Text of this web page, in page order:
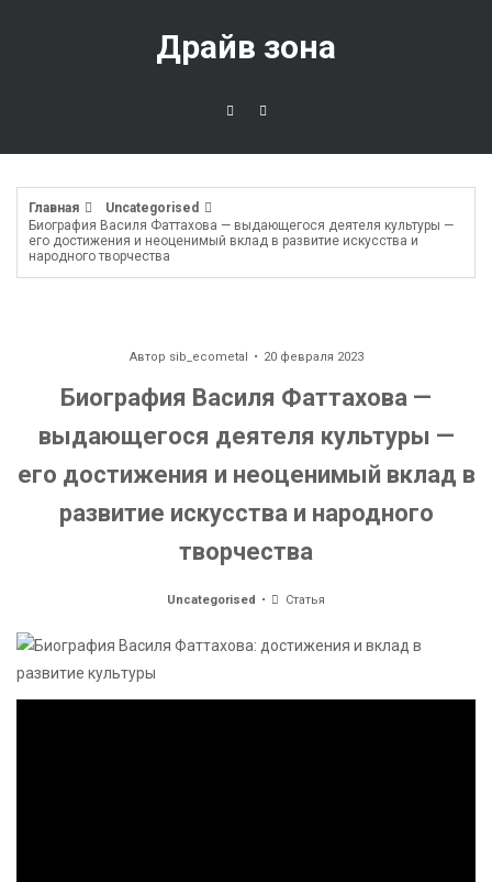
Драйв зона
Главная
Uncategorised
Биография Василя Фаттахова — выдающегося деятеля культуры —
его достижения и неоценимый вклад в развитие искусства и
народного творчества
Автор sib_ecometal 20 февраля 2023
Биография Василя Фаттахова —
выдающегося деятеля культуры —
его достижения и неоценимый вклад в
развитие искусства и народного
творчества
Uncategorised Статья